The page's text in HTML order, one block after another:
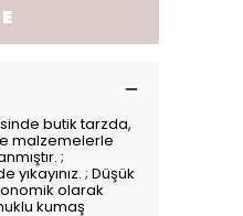
butik tarzda,
malzemelerle
;
; Düşük
olarak
kumaş